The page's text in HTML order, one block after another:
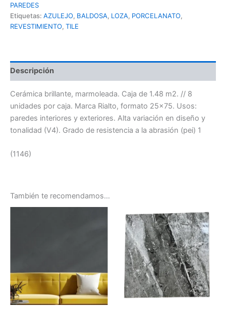
PAREDES
Etiquetas: AZULEJO, BALDOSA, LOZA, PORCELANATO,
REVESTIMIENTO, TILE
Descripción
Cerámica brillante, marmoleada. Caja de 1.48 m2. // 8
unidades por caja. Marca Rialto, formato 25×75. Usos:
paredes interiores y exteriores. Alta variación en diseño y
tonalidad (V4). Grado de resistencia a la abrasión (pei) 1
(1146)
También te recomendamos…